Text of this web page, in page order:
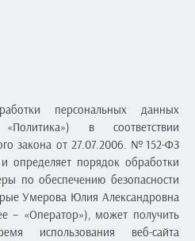
персональных данных
в соответствии
закона от 27.07.2006. № 152-ФЗ
определяет порядок обработки
по обеспечению безопасности
Умерова Юлия Александровна
– «Оператор»), может получить
использования веб-сайта